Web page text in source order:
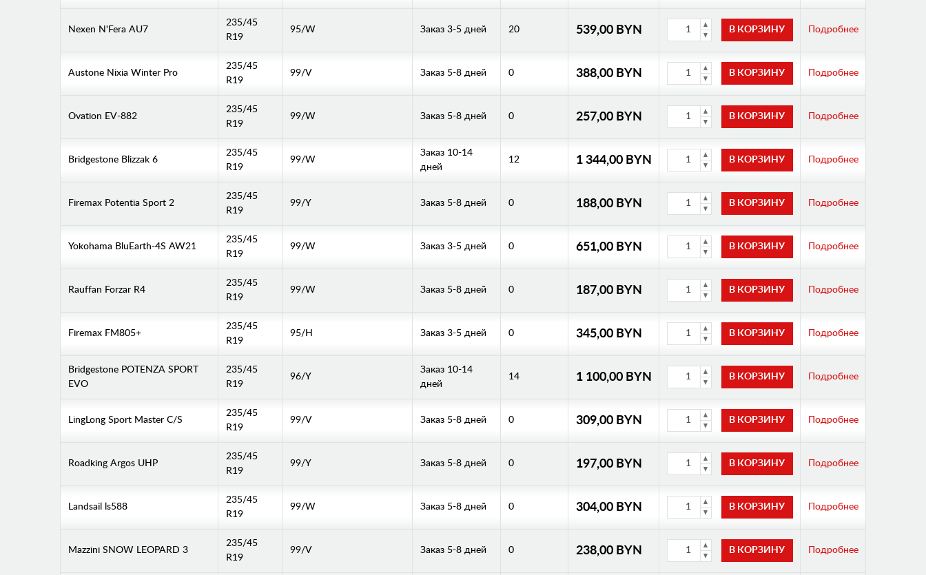
Nexen N'Fera AU7
235/45
R19
95/W Заказ 3-5 дней 20 539,00 BYN Подробнее
Austone Nixia Winter Pro
235/45
R19
99/V Заказ 5-8 дней 0 388,00 BYN Подробнее
Ovation EV-882
235/45
R19
99/W Заказ 5-8 дней 0 257,00 BYN Подробнее
Bridgestone Blizzak 6
235/45
R19
99/W
Заказ 10-14
дней
12 1 344,00 BYN Подробнее
Firemax Potentia Sport 2
235/45
R19
99/Y Заказ 5-8 дней 0 188,00 BYN Подробнее
Yokohama BluEarth-4S AW21
235/45
R19
99/W Заказ 3-5 дней 0 651,00 BYN Подробнее
Rauffan Forzar R4
235/45
R19
99/W Заказ 5-8 дней 0 187,00 BYN Подробнее
Firemax FM805+
235/45
R19
95/H Заказ 3-5 дней 0 345,00 BYN Подробнее
Bridgestone POTENZA SPORT
EVO
235/45
R19
96/Y
Заказ 10-14
дней
14 1 100,00 BYN Подробнее
LingLong Sport Master C/S
235/45
R19
99/V Заказ 5-8 дней 0 309,00 BYN Подробнее
Roadking Argos UHP
235/45
R19
99/Y Заказ 5-8 дней 0 197,00 BYN Подробнее
Landsail ls588
235/45
R19
99/W Заказ 5-8 дней 0 304,00 BYN Подробнее
Mazzini SNOW LEOPARD 3
235/45
R19
99/V Заказ 5-8 дней 0 238,00 BYN Подробнее